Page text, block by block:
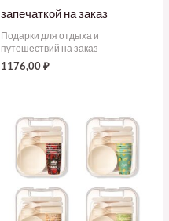
запечаткой на заказ
Подарки для отдыха и
путешествий на заказ
1176,00₽